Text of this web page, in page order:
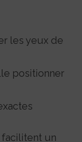
les yeux de
positionner
un